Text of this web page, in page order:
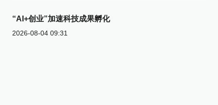
“AI+创业”加速科技成果孵化
2026-08-04 09:31